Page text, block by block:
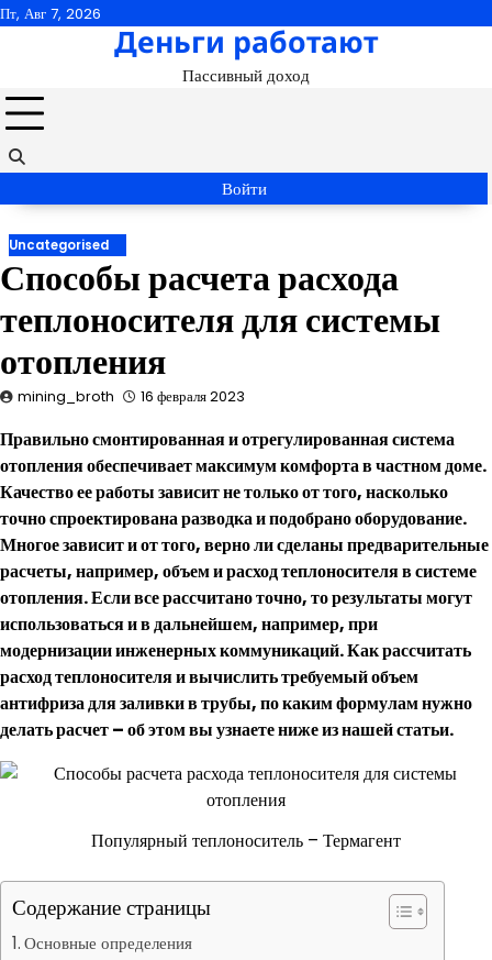
Перейти
Пт, Авг 7, 2026
Деньги работают
Пассивный доход
Войти
Uncategorised
Способы расчета расхода
теплоносителя для системы
отопления
mining_broth 16 февраля 2023
Правильно смонтированная и отрегулированная система
отопления обеспечивает максимум комфорта в частном доме.
Качество ее работы зависит не только от того, насколько
точно спроектирована разводка и подобрано оборудование.
Многое зависит и от того, верно ли сделаны предварительные
расчеты, например, объем и расход теплоносителя в системе
отопления. Если все рассчитано точно, то результаты могут
использоваться и в дальнейшем, например, при
модернизации инженерных коммуникаций. Как рассчитать
расход теплоносителя и вычислить требуемый объем
антифриза для заливки в трубы, по каким формулам нужно
делать расчет – об этом вы узнаете ниже из нашей статьи.
Популярный теплоноситель – Термагент
Содержание страницы
Основные определения